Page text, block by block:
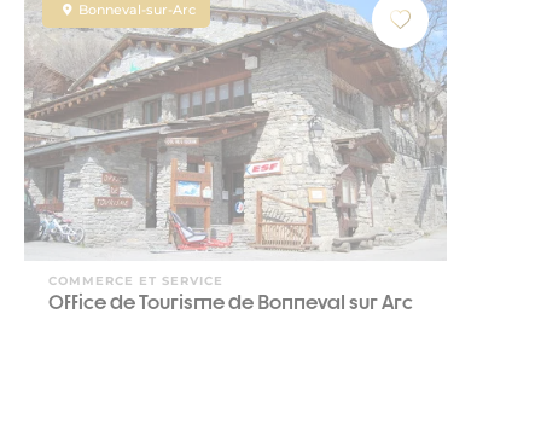
Bonneval-sur-Arc
COMMERCE ET SERVICE
Office de Tourisme de Bonneval sur Arc